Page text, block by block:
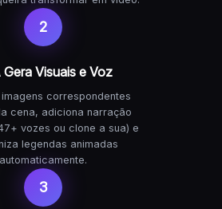
2
Visuais e Voz
correspondentes
cena, adiciona narração
vozes ou clone a sua) e
legendas animadas
automaticamente.
3